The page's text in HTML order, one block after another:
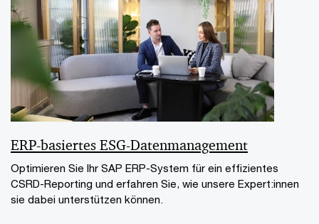
ERP-basiertes ESG-Datenmanagement
Optimieren Sie Ihr SAP ERP-System für ein effizientes
CSRD-Reporting und erfahren Sie, wie unsere Expert:innen
sie dabei unterstützen können.